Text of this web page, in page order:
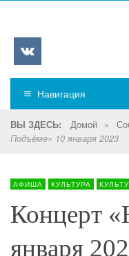
Навигация
ВЫ ЗДЕСЬ: Домой »
Подъёме» 10 января 2023
АФИША КУЛЬТУРА
Концерт
января